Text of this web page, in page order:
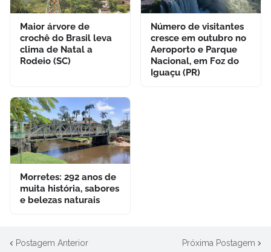
Maior árvore de
crochê do Brasil leva
clima de Natal a
Rodeio (SC)
Número de visitantes
cresce em outubro no
Aeroporto e Parque
Nacional, em Foz do
Iguaçu (PR)
Morretes: 292 anos de
muita história, sabores
e belezas naturais
Postagem Anterior Próxima Postagem